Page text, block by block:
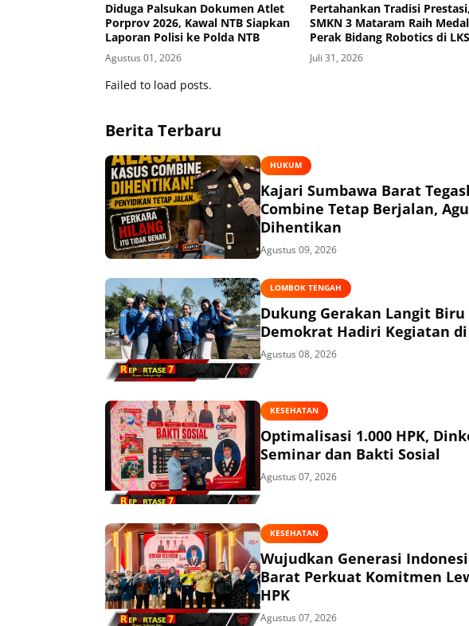
Diduga Palsukan Dokumen Atlet
Porprov 2026, Kawal NTB Siapkan
Laporan Polisi ke Polda NTB
Agustus 01, 2026
Pertahankan Tradisi Prestasi,
SMKN 3 Mataram Raih
Perak Bidang Robotics di
Tingkat Provinsi 2026
Juli 31, 2026
Failed to load posts.
Berita Terbaru
HUKUM
Kajari Sumbawa Barat
Combine Tetap Berjalan,
Dihentikan
Agustus 09, 2026
LOMBOK TENGAH
Dukung Gerakan Langit Biru
Demokrat Hadiri Kegiatan
Agustus 08, 2026
KESEHATAN
Optimalisasi 1.000 HPK,
Seminar dan Bakti Sosial
Agustus 07, 2026
KESEHATAN
Wujudkan Generasi
Barat Perkuat Komitmen
HPK
Agustus 07, 2026